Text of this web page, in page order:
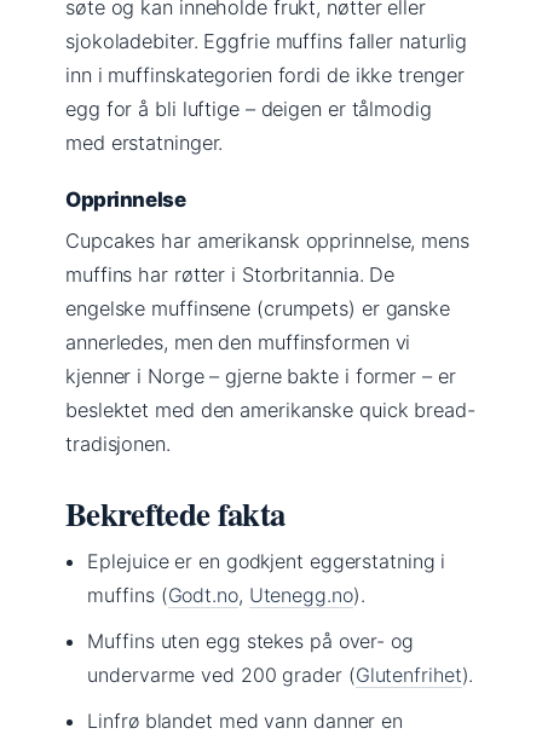
søte og kan inneholde frukt, nøtter eller
sjokoladebiter. Eggfrie muffins faller naturlig
inn i muffinskategorien fordi de ikke trenger
egg for å bli luftige – deigen er tålmodig
med erstatninger.
Opprinnelse
Cupcakes har amerikansk opprinnelse, mens
muffins har røtter i Storbritannia. De
engelske muffinsene (crumpets) er ganske
annerledes, men den muffinsformen vi
kjenner i Norge – gjerne bakte i former – er
beslektet med den amerikanske quick bread-
tradisjonen.
Bekreftede fakta
Eplejuice er en godkjent eggerstatning i
muffins (Godt.no, Utenegg.no).
Muffins uten egg stekes på over- og
undervarme ved 200 grader (Glutenfrihet).
Linfrø blandet med vann danner en